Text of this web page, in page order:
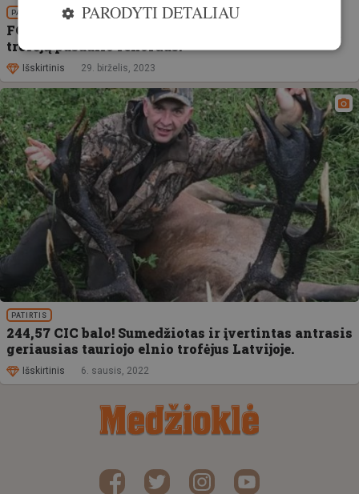
PATIRTIS
FOTO! Galbūt, yra pasiektas naujas tauriųjų elnių
trofėjų pasaulio rekordas!
Išskirtinis 29. birželis, 2023
PATIRTIS
244,57 CIC balo! Sumedžiotas ir įvertintas antrasis
geriausias tauriojo elnio trofėjus Latvijoje.
Išskirtinis 6. sausis, 2022
PARODYTI DETALIAU